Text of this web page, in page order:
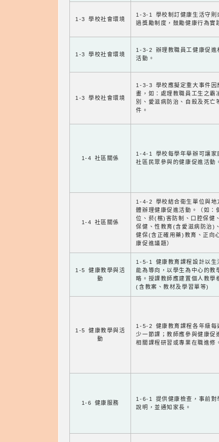
1-3 學校社會環境
1-3-1 學校制訂健康生活守則
過獎勵制度，鼓勵健康行為實
1-3 學校社會環境
1-3-2 辦理教職員工健康促進
活動。
1-3 學校社會環境
1-3-3 學校應擬定重大事件因
畫，如：處理教職員工生之霸
別、愛滋病防治、自殺及死亡
件。
1-4 社區關係
1-4-1 學校每學年舉辦可讓家
社區民眾參與的健康促進活動
1-4 社區關係
1-4-2 學校結合衛生單位與地
體辦理健康促進活動。（如：
位、菸(檳)害防制、口腔保健
保健、性教育(含愛滋病防治)
健保(含正確用藥)教育、正向
康促進議題）
1-5 健康教學與活
動
1-5-1 健康教育課程設計以生
能為導向，以學生為中心的教
略。授課教師應建置個人教學
(含教案、教材及學習單等)
1-5 健康教學與活
動
1-5-2 健康教育課程各年級每
少一節課；教師應參與健康促
相關課程研習或專業在職進修
1-6 健康服務
1-6-1 提供健康檢查，事前對
說明，並通知家長。